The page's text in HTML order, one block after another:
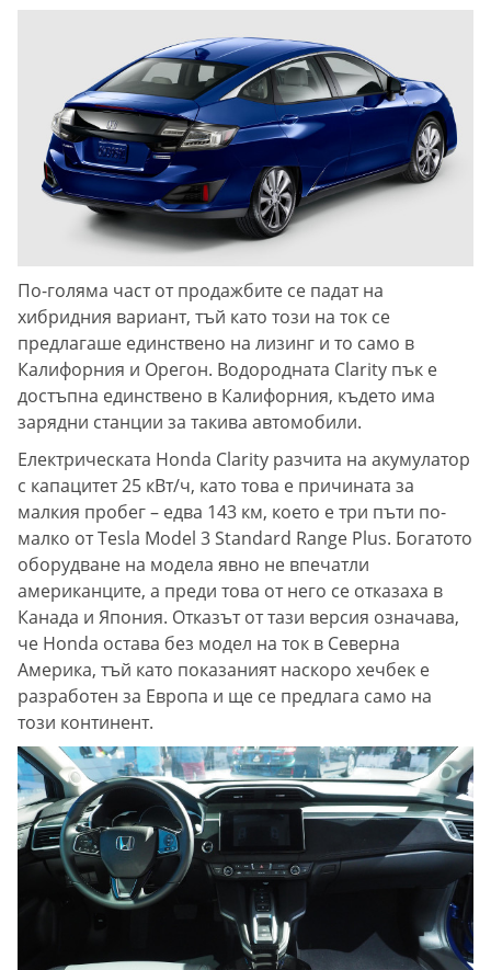
По-голяма част от продажбите се падат на
хибридния вариант, тъй като този на ток се
предлагаше единствено на лизинг и то само в
Калифорния и Орегон. Водородната Clarity пък е
достъпна единствено в Калифорния, където има
зарядни станции за такива автомобили.
Електрическата Honda Clarity разчита на акумулатор
с капацитет 25 кВт/ч, като това е причината за
малкия пробег – едва 143 км, което е три пъти по-
малко от Tesla Model 3 Standard Range Plus. Богатото
оборудване на модела явно не впечатли
американците, а преди това от него се отказаха в
Канада и Япония. Отказът от тази версия означава,
че Honda остава без модел на ток в Северна
Америка, тъй като показаният наскоро хечбек е
разработен за Европа и ще се предлага само на
този континент.